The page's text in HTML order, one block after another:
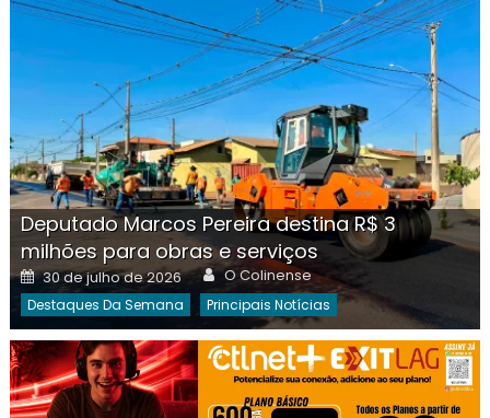
Deputado Marcos Pereira destina R$ 3
milhões para obras e serviços
Posted
on
30 de julho de 2026 Author
O Colinense
Destaques Da Semana Principais Notícias